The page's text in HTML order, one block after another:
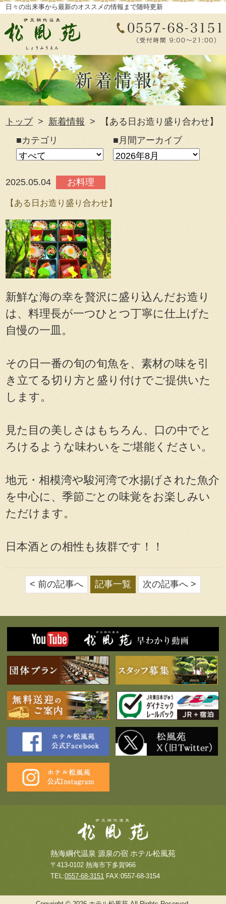
日々の出来事から最新のオススメの情報まで随時更新
トップ 新着情報
【ある日お造り盛り合わせ】
■カテゴリ
■月間アーカイブ
2025.05.04 お料理
【ある日お造り盛り合わせ】
新鮮な海の幸を贅沢に盛り込んだお造り
は、料理長が一つひとつ丁寧に仕上げた
自慢の一皿。
その日一番の旬の旬魚を、素材の味を引
き立てる切り方と盛り付けでご提供いた
します。
見た目の美しさはもちろん、口の中でと
ろけるような味わいをご堪能ください。
地元・相模湾や駿河湾で水揚げされた魚介
を中心に、季節ごとの味覚をお楽しみい
ただけます。
日本酒との相性も抜群です！！
< 前の記事へ 記事一覧 次の記事へ >
熱海綱代温泉 源泉の宿 ホテル松風苑
〒413-0102 熱海市下多賀966
TEL:0557-68-3151 FAX:0557-68-3154